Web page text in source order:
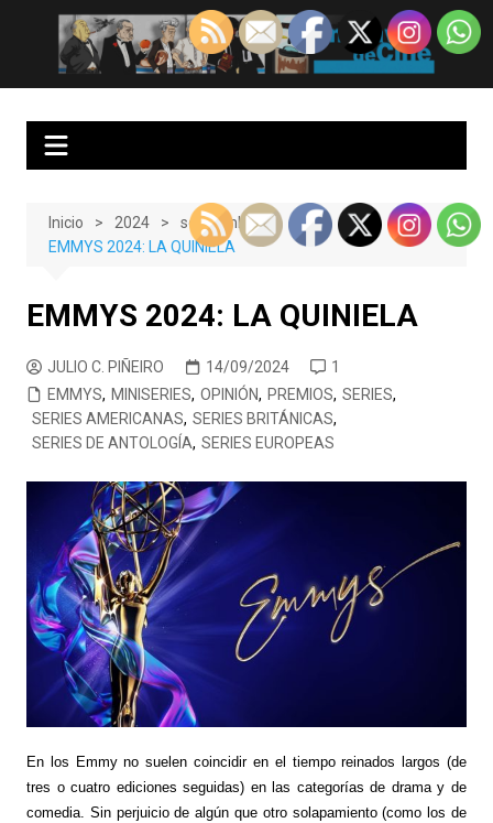
contenido
EnClave de Cine
Crítica cinematográfica y audiovisual. Punto de encuentro para los
Inicio 2024
septiembre
EMMYS 2024: LA QUINIELA
EMMYS 2024: LA QUINIELA
JULIO C. PIÑEIRO 14/09/2024
1
EMMYS, MINISERIES, OPINIÓN, PREMIOS, SERIES,
SERIES AMERICANAS, SERIES BRITÁNICAS,
SERIES DE ANTOLOGÍA, SERIES EUROPEAS
En los Emmy no suelen coincidir en el tiempo reinados largos (de
tres o cuatro ediciones seguidas) en las categorías de drama y de
comedia. Sin perjuicio de algún que otro solapamiento (como los de